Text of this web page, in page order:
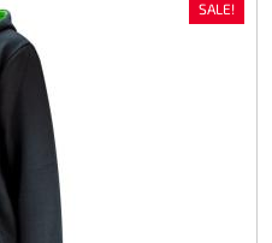
SALE!